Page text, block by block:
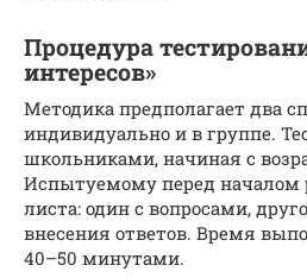
Процедура
интересов»
Методика предполагает два
индивидуально и в группе.
школьниками, начиная с
Испытуемому перед началом
листа: один с вопросами,
внесения ответов. Время
40–50 минутами.